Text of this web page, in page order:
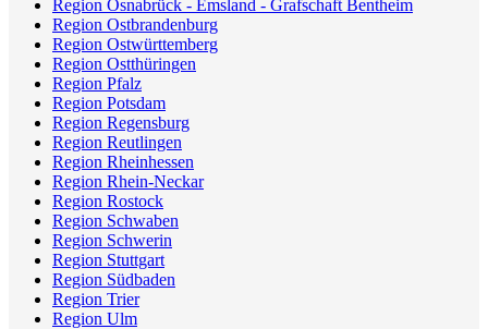
Region Osnabrück - Emsland - Grafschaft Bentheim
Region Ostbrandenburg
Region Ostwürttemberg
Region Ostthüringen
Region Pfalz
Region Potsdam
Region Regensburg
Region Reutlingen
Region Rheinhessen
Region Rhein-Neckar
Region Rostock
Region Schwaben
Region Schwerin
Region Stuttgart
Region Südbaden
Region Trier
Region Ulm